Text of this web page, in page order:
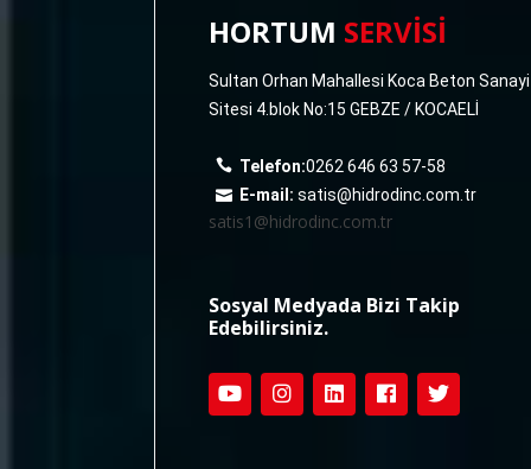
HORTUM SERVİSİ
Sultan Orhan Mahallesi Koca Beton Sanayi
Sitesi 4.blok No:15 GEBZE / KOCAELİ
Telefon:0262 646 63 57-58
E-mail: satis@hidrodinc.com.tr
satis1@hidrodinc.com.tr
Sosyal Medyada Bizi Takip
Edebilirsiniz.